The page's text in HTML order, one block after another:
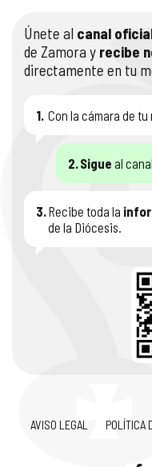
Únete al canal
de Zamora y recibe
directamente en tu
1. Con la cámara de tu
2.Sigue al
3.Recibe toda la
de la Diócesis.
AVISO LEGAL POLÍTICA